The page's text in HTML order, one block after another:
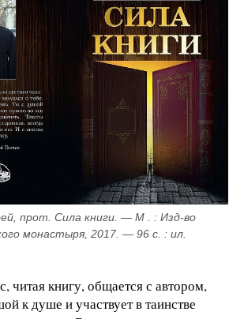
прот. Сила книги. — М . : Изд-во
монастыря, 2017. — 96 с. : ил.
читая книгу, общается с автором,
к душе и участвует в таинстве